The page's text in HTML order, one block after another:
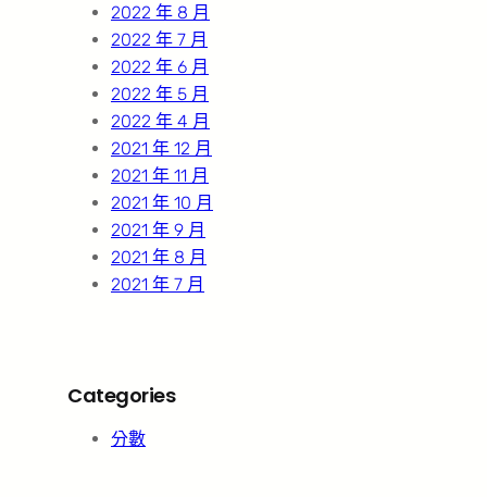
2022 年 8 月
2022 年 7 月
2022 年 6 月
2022 年 5 月
2022 年 4 月
2021 年 12 月
2021 年 11 月
2021 年 10 月
2021 年 9 月
2021 年 8 月
2021 年 7 月
Categories
分數